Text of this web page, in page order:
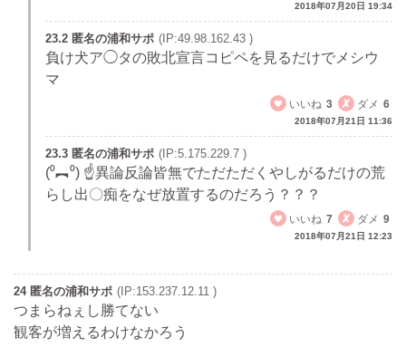
2018年07月20日 19:34
23.2 匿名の浦和サポ (IP:49.98.162.43 )
負け犬ア◯タの敗北宣言コピペを見るだけでメシウ
マ
いいね 3 ダメ 6
2018年07月21日 11:36
23.3 匿名の浦和サポ (IP:5.175.229.7 )
(⁰︻⁰) ☝異論反論皆無でただただくやしがるだけの荒
らし出〇痴をなぜ放置するのだろう？？？
いいね 7 ダメ 9
2018年07月21日 12:23
24 匿名の浦和サポ (IP:153.237.12.11 )
つまらねぇし勝てない
観客が増えるわけなかろう